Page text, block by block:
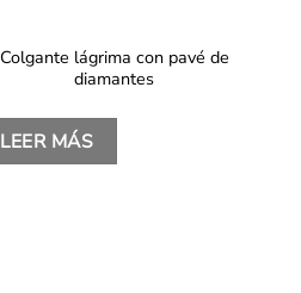
Colgante lágrima con pavé de
diamantes
LEER MÁS